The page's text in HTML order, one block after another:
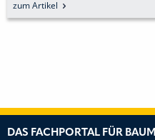
zum Artikel
DAS FACHPORTAL FÜR